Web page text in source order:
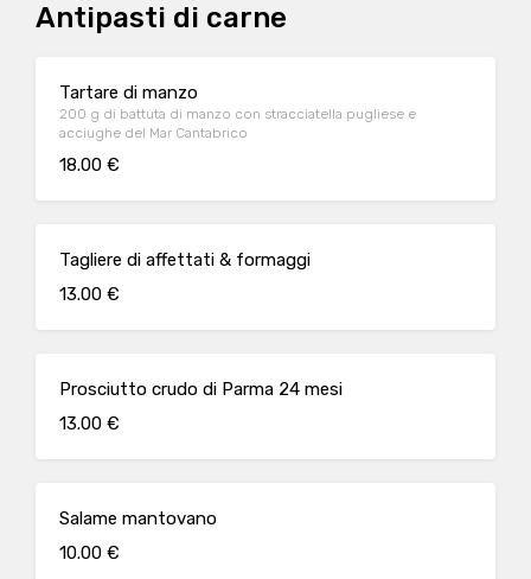
Antipasti di carne
Tartare di manzo
200 g di battuta di manzo con stracciatella pugliese e
acciughe del Mar Cantabrico
18.00 €
Tagliere di affettati & formaggi
13.00 €
Prosciutto crudo di Parma 24 mesi
13.00 €
Salame mantovano
10.00 €